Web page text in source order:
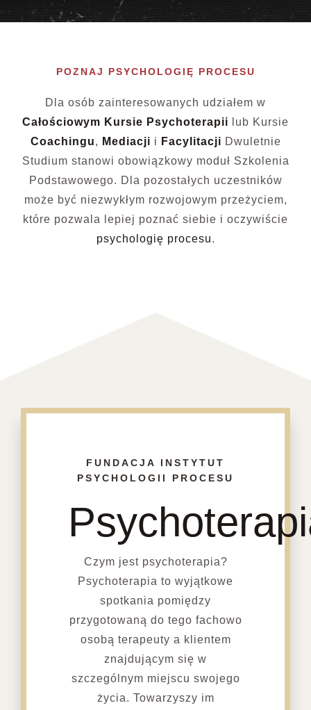
POZNAJ PSYCHOLOGIĘ PROCESU
Dla osób zainteresowanych udziałem w
Całościowym Kursie Psychoterapii lub Kursie
Coachingu, Mediacji i Facylitacji Dwuletnie
Studium stanowi obowiązkowy moduł Szkolenia
Podstawowego. Dla pozostałych uczestników
może być niezwykłym rozwojowym przeżyciem,
które pozwala lepiej poznać siebie i oczywiście
psychologię procesu.
FUNDACJA INSTYTUT
PSYCHOLOGII PROCESU
Czym jest psychoterapia?
Psychoterapia to wyjątkowe
spotkania pomiędzy
przygotowaną do tego fachowo
osobą terapeuty a klientem
znajdującym się w
szczególnym miejscu swojego
życia. Towarzyszy im